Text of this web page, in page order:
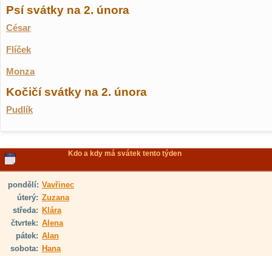
Psí svátky na 2. února
César
Flíček
Monza
Kočičí svátky na 2. února
Pudlík
Kdo a kdy má svátek tento týden
pondělí: Vavřinec
úterý: Zuzana
středa: Klára
čtvrtek: Alena
pátek: Alan
sobota: Hana